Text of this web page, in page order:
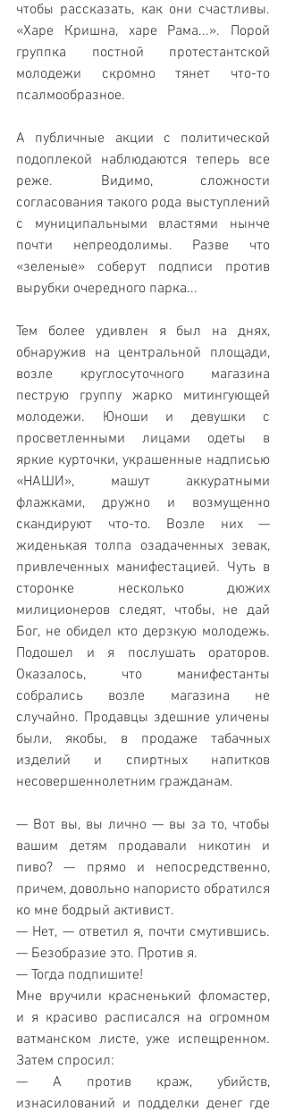
чтобы рассказать, как они счастливы.
«Харе Кришна, харе Рама...». Порой
группка постной протестантской
молодежи скромно тянет что-то
псалмообразное.
А публичные акции с политической
подоплекой наблюдаются теперь все
реже. Видимо, сложности
согласования такого рода выступлений
с муниципальными властями нынче
почти непреодолимы. Разве что
«зеленые» соберут подписи против
вырубки очередного парка...
Тем более удивлен я был на днях,
обнаружив на центральной площади,
возле круглосуточного магазина
пеструю группу жарко митингующей
молодежи. Юноши и девушки с
просветленными лицами одеты в
яркие курточки, украшенные надписью
«НАШИ», машут аккуратными
флажками, дружно и возмущенно
скандируют что-то. Возле них —
жиденькая толпа озадаченных зевак,
привлеченных манифестацией. Чуть в
сторонке несколько дюжих
милиционеров следят, чтобы, не дай
Бог, не обидел кто дерзкую молодежь.
Подошел и я послушать ораторов.
Оказалось, что манифестанты
собрались возле магазина не
случайно. Продавцы здешние уличены
были, якобы, в продаже табачных
изделий и спиртных напитков
несовершеннолетним гражданам.
— Вот вы, вы лично — вы за то, чтобы
вашим детям продавали никотин и
пиво? — прямо и непосредственно,
причем, довольно напористо обратился
ко мне бодрый активист.
— Нет, — ответил я, почти смутившись.
— Безобразие это. Против я.
— Тогда подпишите!
Мне вручили красненький фломастер,
и я красиво расписался на огромном
ватманском листе, уже испещренном.
Затем спросил:
— А против краж, убийств,
изнасилований и подделки денег где